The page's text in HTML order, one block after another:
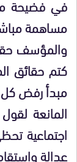
في فضيحة ما
مساهمة
والمؤسف
كتم حقائق
مبدأ رفض كل
المانعة
اجتماعية
عدالة